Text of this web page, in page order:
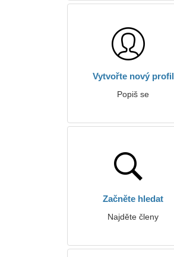
Vytvořte nový profil
Popiš se
Začněte hledat
Najděte členy